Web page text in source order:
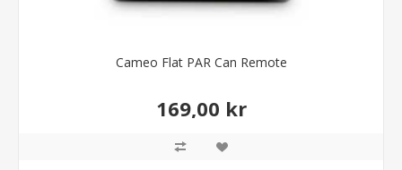
Cameo Flat PAR Can Remote
169,00 kr